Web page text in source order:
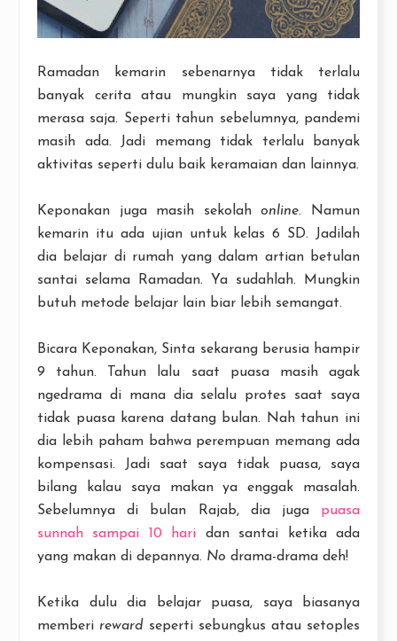
Ramadan kemarin sebenarnya tidak terlalu
banyak cerita atau mungkin saya yang tidak
merasa saja. Seperti tahun sebelumnya, pandemi
masih ada. Jadi memang tidak terlalu banyak
aktivitas seperti dulu baik keramaian dan lainnya.
Keponakan juga masih sekolahonline. Namun
kemarin itu ada ujian untuk kelas 6 SD. Jadilah
dia belajar di rumah yang dalam artian betulan
santai selama Ramadan. Ya sudahlah. Mungkin
butuh metode belajar lain biar lebih semangat.
Bicara Keponakan, Sinta sekarang berusia hampir
9 tahun. Tahun lalu saat puasa masih agak
ngedrama di mana dia selalu protes saat saya
tidak puasa karena datang bulan. Nah tahun ini
dia lebih paham bahwa perempuan memang ada
kompensasi. Jadi saat saya tidak puasa, saya
bilang kalau saya makan ya enggak masalah.
Sebelumnya di bulan Rajab, dia juga puasa
sunnah sampai 10 hari dan santai ketika ada
yang makan di depannya. No drama-drama deh!
Ketika dulu dia belajar puasa, saya biasanya
memberi reward seperti sebungkus atau setoples